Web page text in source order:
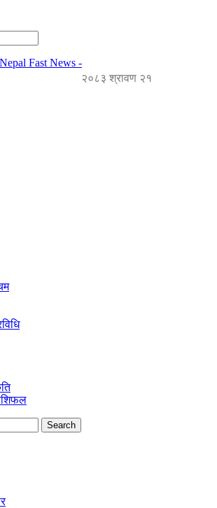
Nepal Fast News -
२०८३ श्रावण २१